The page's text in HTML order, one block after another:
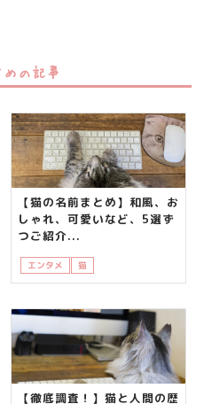
の記事
【猫の名前まとめ】和風、お
しゃれ、可愛いなど、5選ず
つご紹介...
エンタメ 猫
【徹底調査！】猫と人間の歴